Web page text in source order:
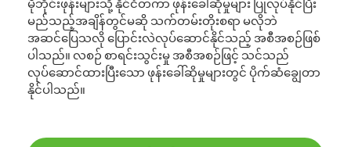
မိုဘိုင်းဖုန်းများသို့ နိုင်ငံတကာ ဖုန်းခေါ်ဆိုမှုများ ပြုလုပ်နိုင်ပြီး
မည်သည့်အချိန်တွင်မဆို သက်တမ်းတိုးစရာ မလိုဘဲ
အဆင်ပြေသလို ပြောင်းလဲလုပ်ဆောင်နိုင်သည့် အစီအစဉ်ဖြစ်
ပါသည်။ လစဉ် စာရင်းသွင်းမှု အစီအစဉ်ဖြင့် သင်သည်
လုပ်ဆောင်ထားပြီးသော ဖုန်းခေါ်ဆိုမှုများတွင် ပိုက်ဆံချွေတာ
နိုင်ပါသည်။